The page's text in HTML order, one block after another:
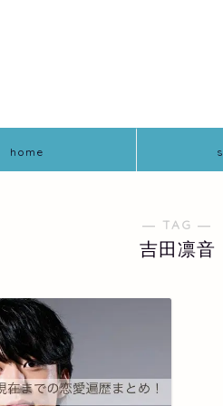
home
― TAG ―
吉田凛音